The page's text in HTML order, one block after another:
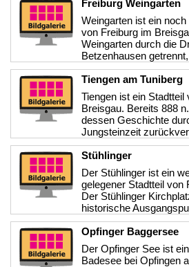
Freiburg Weingarten
Weingarten ist ein
von Freiburg im
Weingarten durch die
Betzenhausen
Tiengen am Tuniberg
Tiengen ist ein Stadtteil
Breisgau. Bereits 888
dessen Geschichte
Jungsteinzeit
Stühlinger
Der Stühlinger ist ein
gelegener Stadtteil von
Der Stühlinger
historische
Opfinger Baggersee
Der Opfinger See ist
Badesee bei Opfingen